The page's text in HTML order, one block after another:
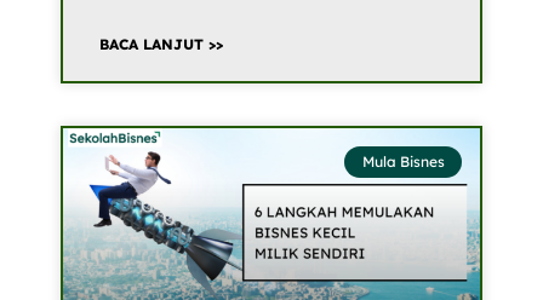
BACA LANJUT >>
Mula Bisnes